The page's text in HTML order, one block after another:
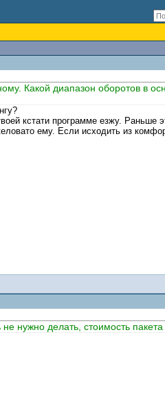
Какой диапазон оборотов в
кстати программе езжу. Раньше
ему. Если исходить из
нужно делать, стоимость пакета